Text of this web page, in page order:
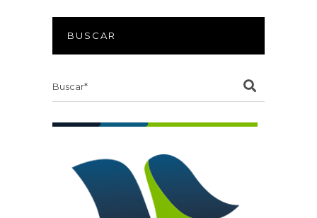
BUSCAR